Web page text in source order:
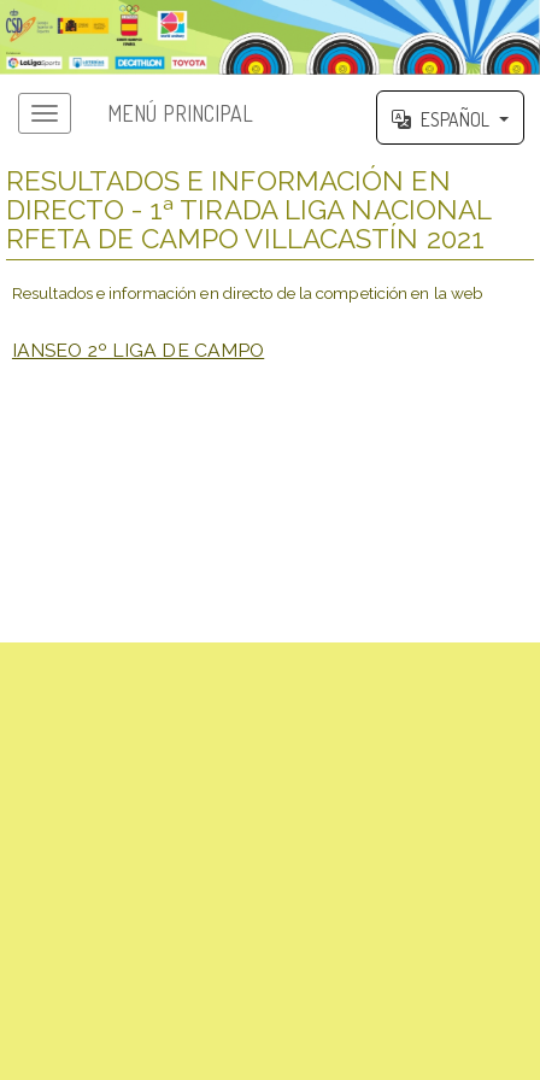
MENÚ PRINCIPAL ESPAÑOL
RESULTADOS E INFORMACIÓN EN
DIRECTO - 1ª TIRADA LIGA NACIONAL
RFETA DE CAMPO VILLACASTÍN 2021
Resultados e información en directo de la competición en la web
IANSEO 2º LIGA DE CAMPO